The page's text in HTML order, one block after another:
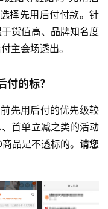
择先用后付付款。针
货值高、品牌知名度
主会场透出。
付的标？
先用后付的优先级较
首单立减之类的活动
品是不透标的。 请您